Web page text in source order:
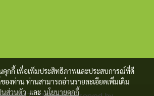
นคุกกี้ เพื่อเพิ่มประสิทธิภาพและประสบการณ์ที่ดี
ของท่าน ท่านสามารถอ่านรายละเอียดเพิ่มเติม
นส่วนตัวและนโยบายคุกกี้